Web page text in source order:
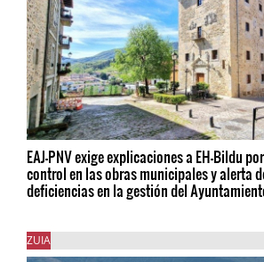
EAJ-PNV exige explicaciones a EH-Bildu
control en las obras municipales y alerta
deficiencias en la gestión del
ZUIA